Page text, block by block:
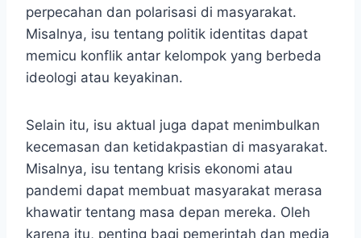
perpecahan dan polarisasi di masyarakat.
Misalnya, isu tentang politik identitas dapat
memicu konflik antar kelompok yang berbeda
ideologi atau keyakinan.
Selain itu, isu aktual juga dapat menimbulkan
kecemasan dan ketidakpastian di masyarakat.
Misalnya, isu tentang krisis ekonomi atau
pandemi dapat membuat masyarakat merasa
khawatir tentang masa depan mereka. Oleh
karena itu, penting bagi pemerintah dan media